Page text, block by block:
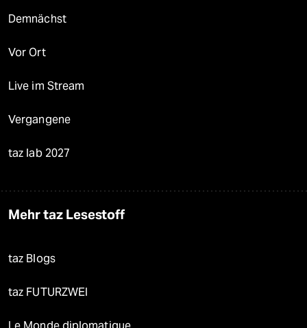
Demnächst
Vor Ort
Live im Stream
Vergangene
taz lab 2027
Mehr taz Lesestoff
taz Blogs
taz FUTURZWEI